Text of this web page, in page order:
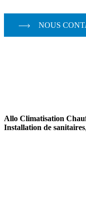
NOUS
Allo Climatisation
Installation de sanitaires,